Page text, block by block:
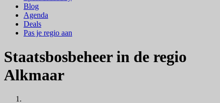
Blog
Agenda
Deals
Pas je regio aan
Staatsbosbeheer in de regio
Alkmaar